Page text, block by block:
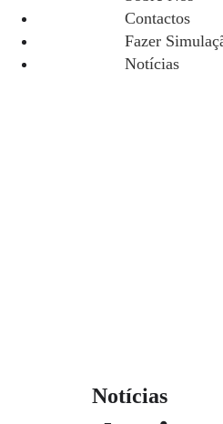
Contactos
Fazer
Notícias
Notícias